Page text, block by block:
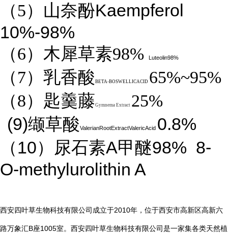
（5）山奈酚Kaempferol
10%-98%
（6）木犀草素98% Luteolin98%
（7）乳香酸 BETA-BOSWELLICACID 65%~95%
（8）匙羹藤Gymnema Extract 25%
(9)缬草酸ValerianRootExtractValericAcid 0.8%
（10）尿石素A甲醚98% 8-
O-methylurolithin A
西安四叶草生物科技有限公司成立于2010年，位于西安市高新区高新六
路万象汇B座1005室。西安四叶草生物科技有限公司是一家集各类天然植